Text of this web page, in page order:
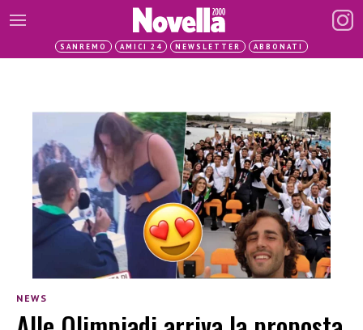
SANREMO AMICI 24 NEWSLETTER ABBONATI
NEWS